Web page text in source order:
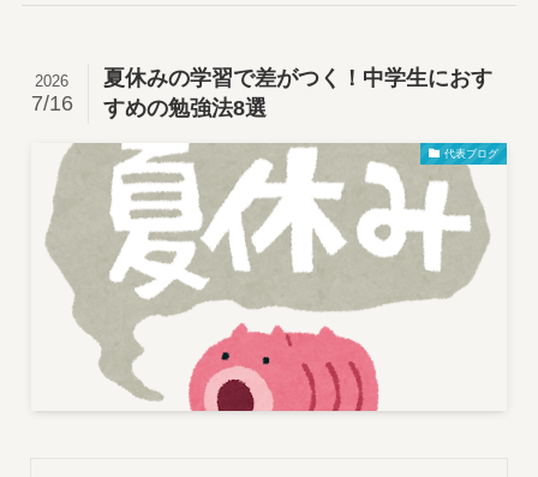
夏休みの学習で差がつく！中学生におす
すめの勉強法8選
2026
7/16
代表ブログ